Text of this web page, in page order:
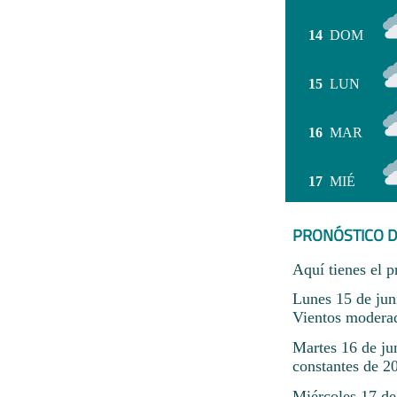
14 DOM
15 LUN
16 MAR
17 MIÉ
PRONÓSTICO
Aquí tienes el
Lunes 15 de
Vientos
Martes 16 de
constantes de